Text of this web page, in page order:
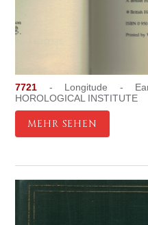
7721 - Longitude -
HOROLOGICAL INSTITUTE
MEHR SEHEN